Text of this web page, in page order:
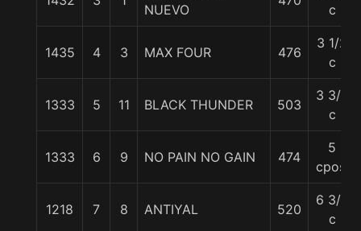
NUEVO
c
1435 4 3 MAX FOUR 476
3 1/2
c
1333 5 11 BLACK THUNDER 503
3 3/4
c
1333 6 9 NO PAIN NO GAIN 474
5
cpos.
1218 7 8 ANTIYAL 520
6 3/4
c